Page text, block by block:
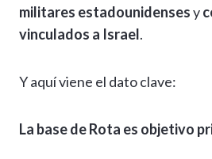
militares estadounidensesy
vinculados a Israel.
Y aquí viene el dato clave:
La base de Rota es objetivo